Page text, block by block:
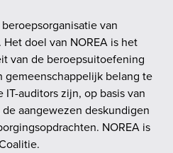
van
doel van NOREA is het
van de beroepsuitoefening
gemeenschappelijk belang te
auditors zijn, op basis van
aangewezen deskundigen
NOREA is